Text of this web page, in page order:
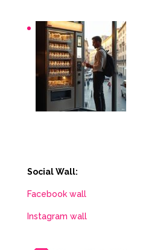
Social Wall:
Facebook wall
Instagram wall